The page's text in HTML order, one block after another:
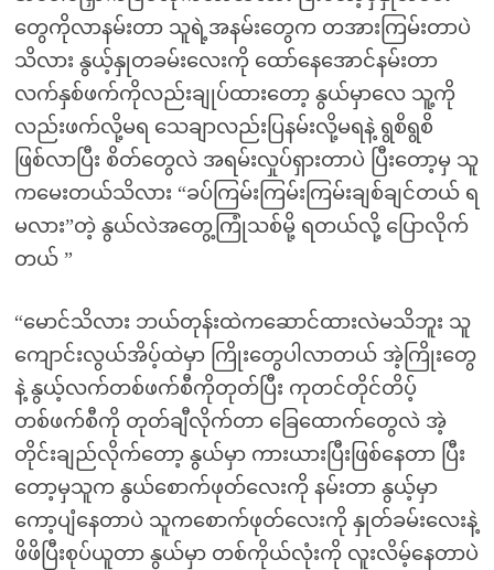
တွေကိုလာနမ်းတာ သူရဲ့အနမ်းတွေက တအားကြမ်းတာပဲ
သိလား နွယ့်နှုတခမ်းလေးကို ထော်နေအောင်နမ်းတာ
လက်နှစ်ဖက်ကိုလည်းချုပ်ထားတော့ နွယ်မှာလေ သူ့ကို
လည်းဖက်လို့မရ သေချာလည်းပြနမ်းလို့မရနဲ့ ရွစိရွစိ
ဖြစ်လာပြီး စိတ်တွေလဲ အရမ်းလှုပ်ရှားတာပဲ ပြီးတော့မှ သူ
ကမေးတယ်သိလား “ခပ်ကြမ်းကြမ်းကြမ်းချစ်ချင်တယ် ရ
မလား”တဲ့ နွယ်လဲအတွေ့ကြုံသစ်မို့ ရတယ်လို့ ပြောလိုက်
တယ် ”
“မောင်သိလား ဘယ်တုန်းထဲကဆောင်ထားလဲမသိဘူး သူ
ကျောင်းလွယ်အိပ့်ထဲမှာ ကြိုးတွေပါလာတယ် အဲ့ကြိုးတွေ
နဲ့ နွယ့်လက်တစ်ဖက်စီကိုတုတ်ပြီး ကုတင်တိုင်တိပ့်
တစ်ဖက်စီကို တုတ်ချီလိုက်တာ ခြေထောက်တွေလဲ အဲ့
တိုင်းချည်လိုက်တော့ နွယ်မှာ ကားယားပြီးဖြစ်နေတာ ပြီး
တော့မှသူက နွယ်စောက်ဖုတ်လေးကို နမ်းတာ နွယ့်မှာ
ကော့ပျံနေတာပဲ သူကစောက်ဖုတ်လေးကို နှုတ်ခမ်းလေးနဲ့
ဖိဖိပြီးစုပ်ယူတာ နွယ်မှာ တစ်ကိုယ်လုံးကို လူးလိမ့်နေတာပဲ